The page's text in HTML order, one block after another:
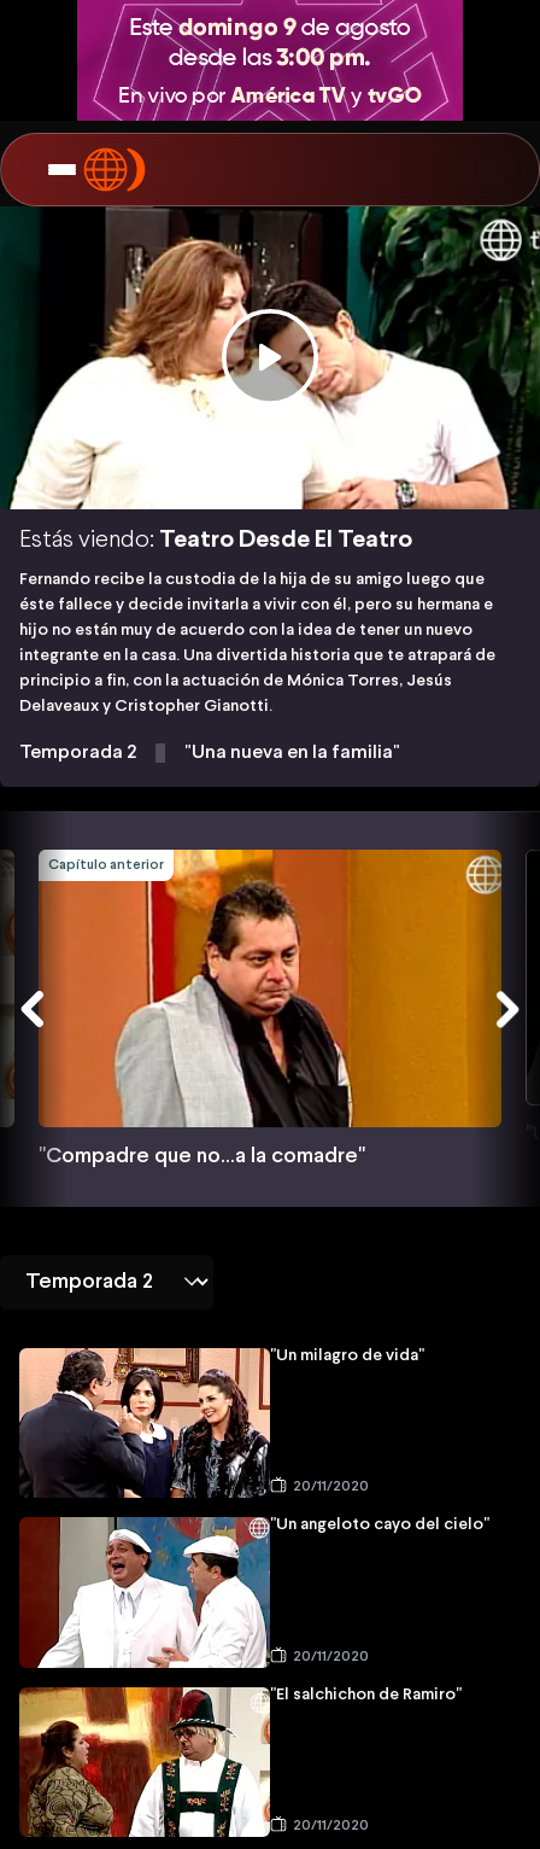
Estás viendo: Teatro Desde El Teatro
Fernando recibe la custodia de la hija de su amigo luego que
éste fallece y decide invitarla a vivir con él, pero su hermana e
hijo no están muy de acuerdo con la idea de tener un nuevo
integrante en la casa. Una divertida historia que te atrapará de
principio a fin, con la actuación de Mónica Torres, Jesús
Delaveaux y Cristopher Gianotti.
Temporada 2 "Una nueva en la familia"
Capítulo anterior
"Compadre que no...a la comadre"
"Un milagro de vida"
20/11/2020
"Un angeloto cayo del cielo"
20/11/2020
"El salchichon de Ramiro"
20/11/2020